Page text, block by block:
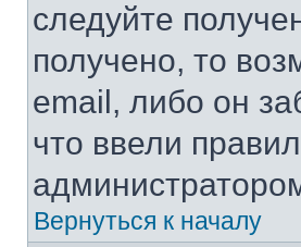
следуйте
получено, то
email, либо он
что ввели
Вернуться к началу